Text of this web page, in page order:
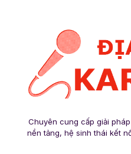
Chuyên cung cấp giải
nền tảng, hệ sinh thái kết